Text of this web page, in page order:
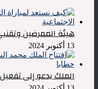
هيئة الممرضين
13 أكتوبر 2024
الملك يدعو إلى